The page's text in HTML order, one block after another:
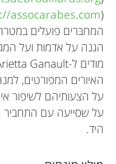
assocarabes.com
המחבּרים פועלים
הגנה על אדמות ועל
האיורים המפורטים,
על שסייעה עם התחביר
היד.